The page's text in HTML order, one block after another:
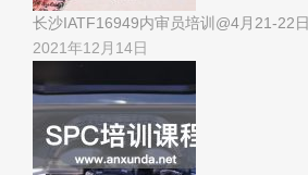
长沙IATF16949内审员培训@4月21-22日
2021年12月14日